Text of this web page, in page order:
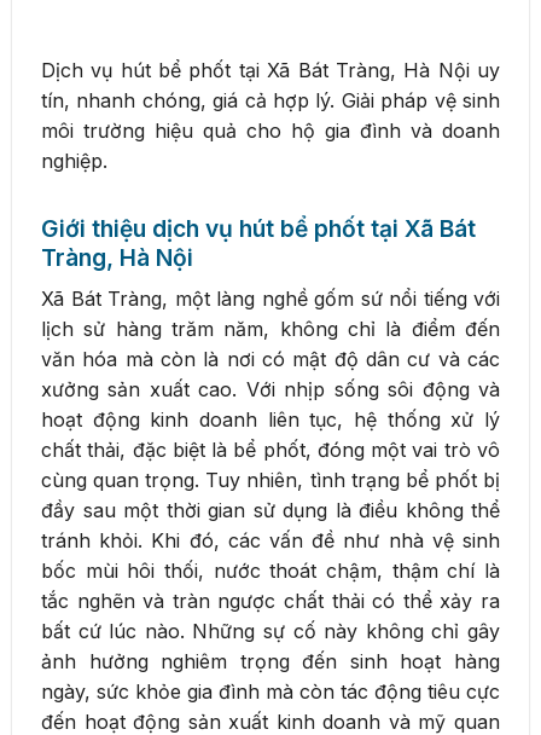
Dịch vụ hút bể phốt tại Xã Bát Tràng, Hà Nội uy
tín, nhanh chóng, giá cả hợp lý. Giải pháp vệ sinh
môi trường hiệu quả cho hộ gia đình và doanh
nghiệp.
Giới thiệu dịch vụ hút bể phốt tại Xã Bát
Tràng, Hà Nội
Xã Bát Tràng, một làng nghề gốm sứ nổi tiếng với
lịch sử hàng trăm năm, không chỉ là điểm đến
văn hóa mà còn là nơi có mật độ dân cư và các
xưởng sản xuất cao. Với nhịp sống sôi động và
hoạt động kinh doanh liên tục, hệ thống xử lý
chất thải, đặc biệt là bể phốt, đóng một vai trò vô
cùng quan trọng. Tuy nhiên, tình trạng bể phốt bị
đầy sau một thời gian sử dụng là điều không thể
tránh khỏi. Khi đó, các vấn đề như nhà vệ sinh
bốc mùi hôi thối, nước thoát chậm, thậm chí là
tắc nghẽn và tràn ngược chất thải có thể xảy ra
bất cứ lúc nào. Những sự cố này không chỉ gây
ảnh hưởng nghiêm trọng đến sinh hoạt hàng
ngày, sức khỏe gia đình mà còn tác động tiêu cực
đến hoạt động sản xuất kinh doanh và mỹ quan